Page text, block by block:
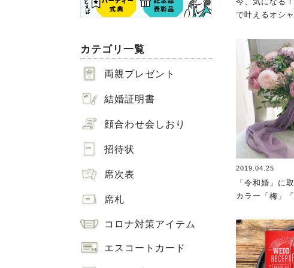
カテゴリ一覧
両親プレゼント
結婚証明書
顔合わせ会しおり
招待状
席次表
席札
コロナ対策アイテム
エスコートカード
で叶えるオシ
2019.04.25
「令和婚」に
カラー「梅」